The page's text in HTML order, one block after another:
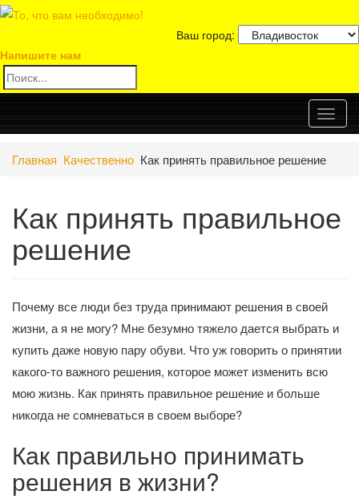
Ваш город:
Напишите нам
Главная Качественно Как принять правильное решение
Как принять правильное
решение
Почему все люди без труда принимают решения в своей
жизни, а я не могу? Мне безумно тяжело дается выбрать и
купить даже новую пару обуви. Что уж говорить о принятии
какого-то важного решения, которое может изменить всю
мою жизнь. Как принять правильное решение и больше
никогда не сомневаться в своем выборе?
Как правильно принимать
решения в жизни?